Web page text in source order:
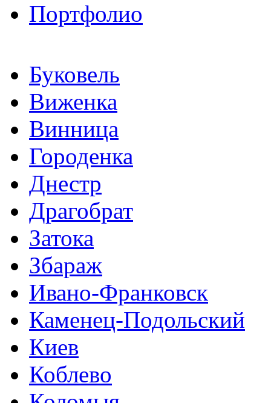
Портфолио
Буковель
Виженка
Винница
Городенка
Днестр
Драгобрат
Затока
Збараж
Ивано-Франковск
Каменец-Подольский
Киев
Коблево